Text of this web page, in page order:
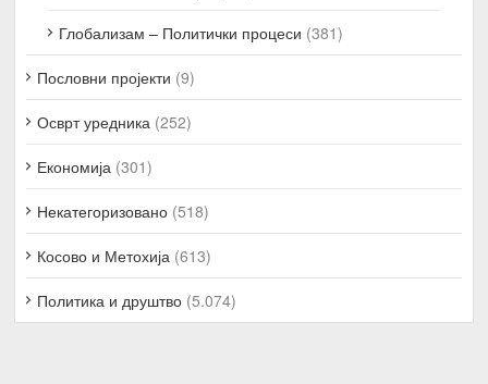
Глобализам – Политички процеси (381)
Пословни пројекти (9)
Осврт уредника (252)
Економија (301)
Некатегоризовано (518)
Косово и Метохија (613)
Политика и друштво (5.074)